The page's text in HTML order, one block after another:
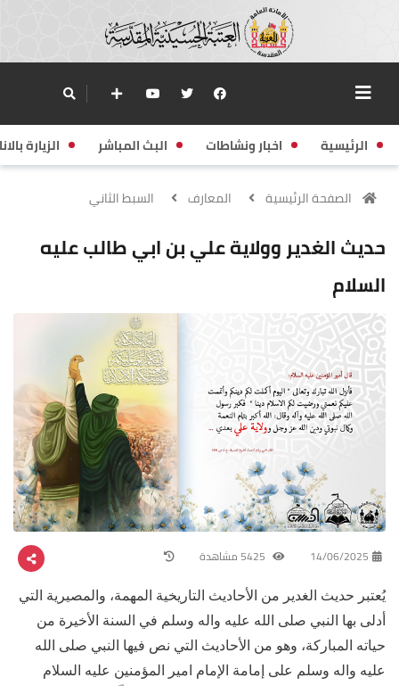
الرئيسية اخبار ونشاطات البث المباشر الزيارة
الصفحة الرئيسية المعارف السبط الثاني
حديث الغدير وولاية علي بن ابي طالب عليه
السلام
14/06/2025
يُعتبر حديث الغدير من الأحاديث التاريخية المهمة، والمصيرية التي
أدلى بها النبي صلى الله عليه واله وسلم في السنة الأخيرة من
حياته المباركة، وهو من الأحاديث التي نص فيها النبي صلى الله
عليه واله وسلم على إمامة الإمام امير المؤمنين عليه السلام